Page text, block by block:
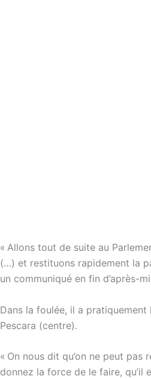
« Allons tout de suite au
(…) et restituons rapidement la
un communiqué en fin d’après-
Dans la foulée, il a pratiquement
Pescara (centre).
« On nous dit qu’on ne peut
donnez la force de le faire, qu’il